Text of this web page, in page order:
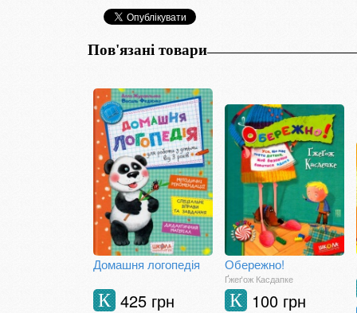
Пов'язані товари
Домашня логопедія
425 грн
К
Обережно!
Ґжеґож Касдапке
100 грн
К